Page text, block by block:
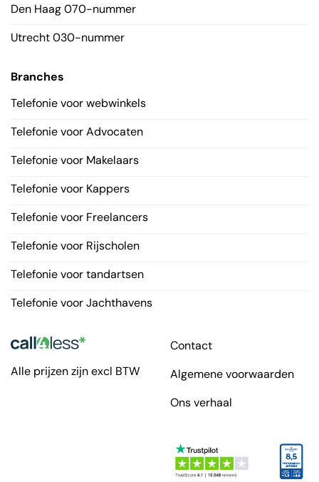
Den Haag 070-nummer
Utrecht 030-nummer
Branches
Telefonie voor webwinkels
Telefonie voor Advocaten
Telefonie voor Makelaars
Telefonie voor Kappers
Telefonie voor Freelancers
Telefonie voor Rijscholen
Telefonie voor tandartsen
Telefonie voor Jachthavens
Alle prijzen zijn excl BTW
Contact
Algemene voorwaarden
Ons verhaal